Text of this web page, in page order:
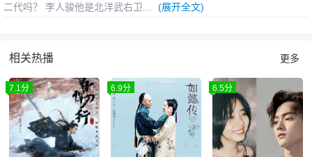
二代吗？ 李人骏他是北洋武右卫...
(展开全文)
相关热播 更多
7.1分 6.9分 6.5分